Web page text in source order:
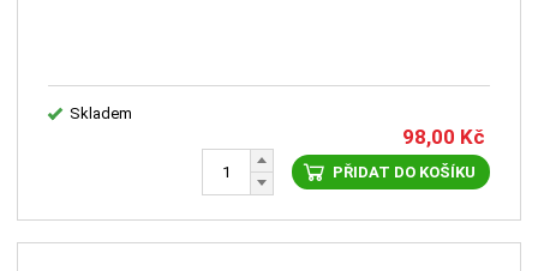
Skladem
98,00 Kč
PŘIDAT DO KOŠÍKU